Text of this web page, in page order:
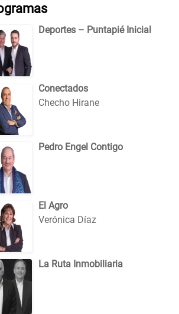
Deportes – Puntapié Inicial
Conectados
Checho Hirane
Pedro Engel Contigo
El Agro
Verónica Díaz
La Ruta Inmobiliaria